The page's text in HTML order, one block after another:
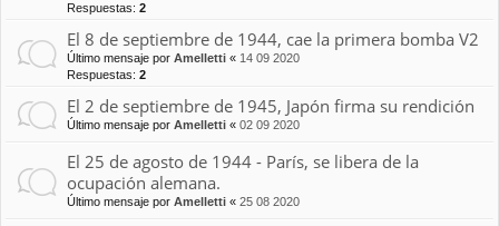
Respuestas: 2
El 8 de septiembre de 1944, cae la primera bomba V2
Último mensaje por Amelletti « 14 09 2020
Respuestas: 2
El 2 de septiembre de 1945, Japón firma su rendición
Último mensaje por Amelletti « 02 09 2020
El 25 de agosto de 1944 - París, se libera de la
ocupación alemana.
Último mensaje por Amelletti « 25 08 2020